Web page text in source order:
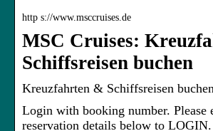
http s://www.msccruises.de
MSC Cruises:
Schiffsreisen buchen
Kreuzfahrten & Schiffsreisen
Login with booking number. Please
reservation details below to